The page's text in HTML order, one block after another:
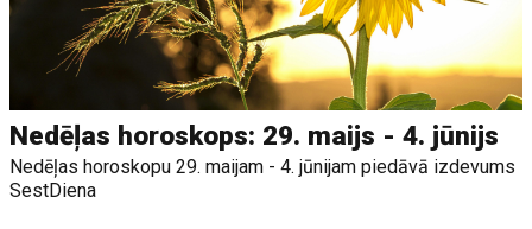
Nedēļas horoskops: 29. maijs - 4. jūnijs
Nedēļas horoskopu 29. maijam - 4. jūnijam piedāvā izdevums
SestDiena